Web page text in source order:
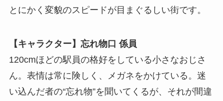
とにかく変貌のスピードが目まぐるしい街です。
【キャラクター】忘れ物口 係員
120cmほどの駅員の格好をしている小さなおじさ
ん。表情は常に険しく、メガネをかけている。迷
い込んだ者の“忘れ物”を聞いてくるが、それが間違